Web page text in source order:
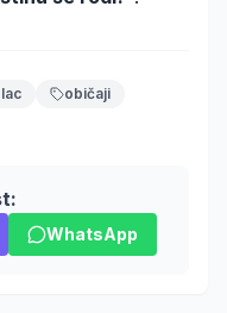
običaji
WhatsApp